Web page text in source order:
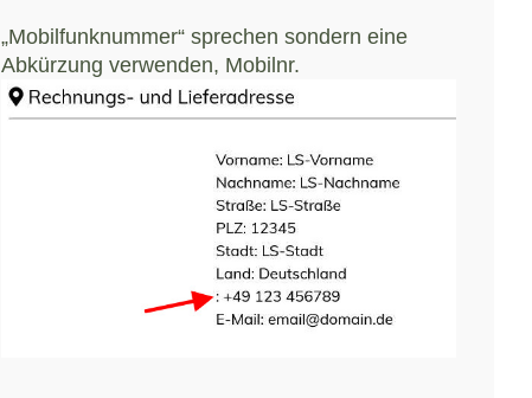
„Mobilfunknummer“ sprechen sondern eine
Abkürzung verwenden, Mobilnr.